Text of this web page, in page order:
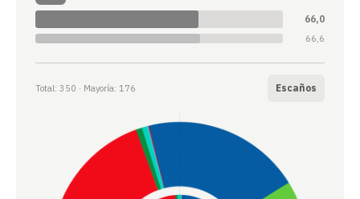
66,0
66,6
Total: 350 · Mayoría: 176 Escaños